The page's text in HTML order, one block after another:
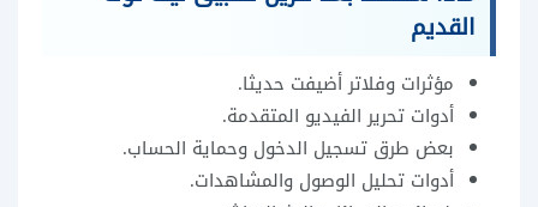
القديم
مؤثرات وفلاتر أضيفت حديثا.
أدوات تحرير الفيديو المتقدمة.
بعض طرق تسجيل الدخول وحماية الحساب.
أدوات تحليل الوصول والمشاهدات.